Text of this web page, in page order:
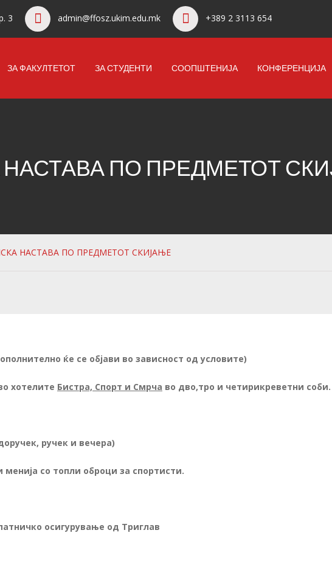
3 admin@ffosz.ukim.edu.mk +389 2 3113 654
ЗА ФАКУЛТЕТОТ ЗА СТУДЕНТИ СООПШТЕНИЈА КОНФЕРЕНЦИЈА
ПО ПРЕДМЕТОТ
НАСТАВА ПО ПРЕДМЕТОТ СКИЈАЊЕ
ќе се објави во зависност од условите)
хотелите Бистра, Спорт и Смрча во дво,тро и четирикреветни соби.
ручек и вечера)
менија со топли оброци за спортисти.
осигурување од Триглав